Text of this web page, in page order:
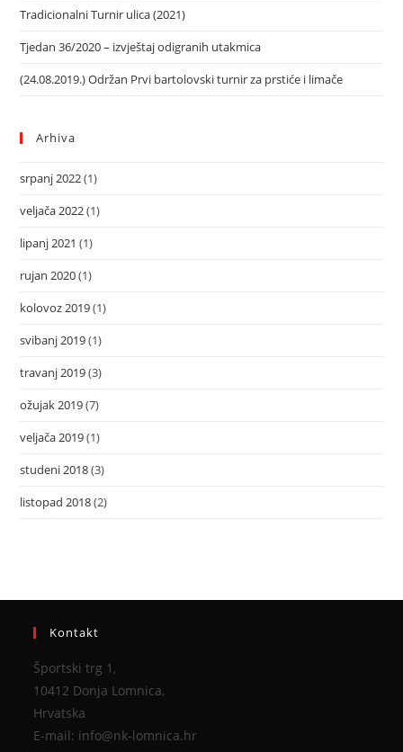
Tradicionalni Turnir ulica (2021)
Tjedan 36/2020 – izvještaj odigranih utakmica
(24.08.2019.) Održan Prvi bartolovski turnir za prstiće i limače
Arhiva
srpanj 2022(1)
veljača 2022(1)
lipanj 2021 (1)
rujan 2020(1)
kolovoz 2019(1)
svibanj 2019(1)
travanj 2019(3)
ožujak 2019(7)
veljača 2019(1)
studeni 2018(3)
listopad 2018(2)
Kontakt
Športski trg 1,
10412 Donja Lomnica,
Hrvatska
E-mail: info@nk-lomnica.hr